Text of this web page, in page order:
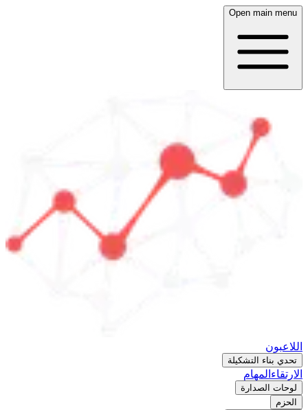
Open main menu
اللاعبون
تحدي بناء التشكيلة
الارتقاء المهام
لوحات الصدارة
الحزم